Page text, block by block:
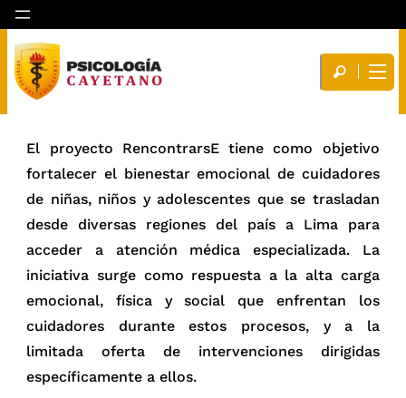
El proyecto RencontrarsE tiene como objetivo
fortalecer el bienestar emocional de cuidadores
de niñas, niños y adolescentes que se trasladan
desde diversas regiones del país a Lima para
acceder a atención médica especializada. La
iniciativa surge como respuesta a la alta carga
emocional, física y social que enfrentan los
cuidadores durante estos procesos, y a la
limitada oferta de intervenciones dirigidas
específicamente a ellos.